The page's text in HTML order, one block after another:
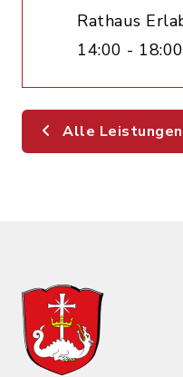
Rathaus
14:00 -
Alle Leistungen